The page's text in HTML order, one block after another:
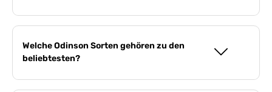
Welche Odinson Sorten gehören zu den
beliebtesten?